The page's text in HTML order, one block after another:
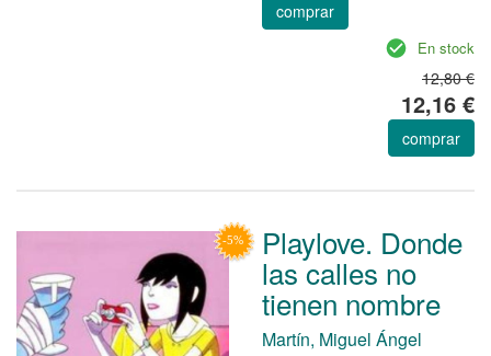
comprar
En stock
12,80 €
12,16 €
comprar
Playlove. Donde
las calles no
tienen nombre
Martín, Miguel Ángel